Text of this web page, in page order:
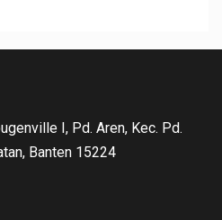
I, Pd. Aren, Kec. Pd.
Banten 15224